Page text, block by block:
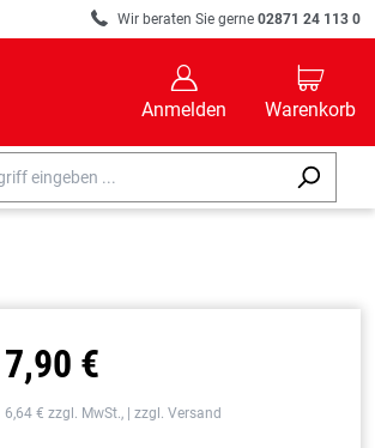
R Wir beraten Sie gerne 02871 24 113 0
B
Anmelden
C
Warenkorb
7,90 €
6,64 € zzgl. MwSt., | zzgl. Versand